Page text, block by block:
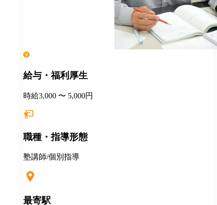
給与・福利厚生
時給3,000 〜 5,000円
職種・指導形態
塾講師/個別指導
最寄駅